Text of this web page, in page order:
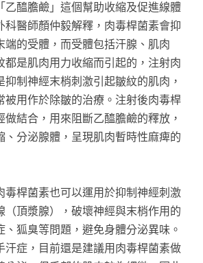
乙醯膽鹼」這個幫助收縮及促進線體
科醫師顏仲毅解釋，肉毒桿菌素會抑
端的受體，而受體包括汗腺、肌肉
都是肌肉用力收縮而引起的，注射肉
抑制神經末梢刺激引起皺紋的肌肉，
被用作於除皺的治療。注射後肉毒桿
做結合，用來阻斷乙醯膽鹼的釋放，
、分泌腺體，呈現肌肉暫時性麻痺的
毒桿菌素也可以運用於抑制神經刺激
（頂漿腺），破壞神經與末梢作用的
、狐臭等問題，避免身體分泌異味。
汗症，目前還是建議用肉毒桿菌素做